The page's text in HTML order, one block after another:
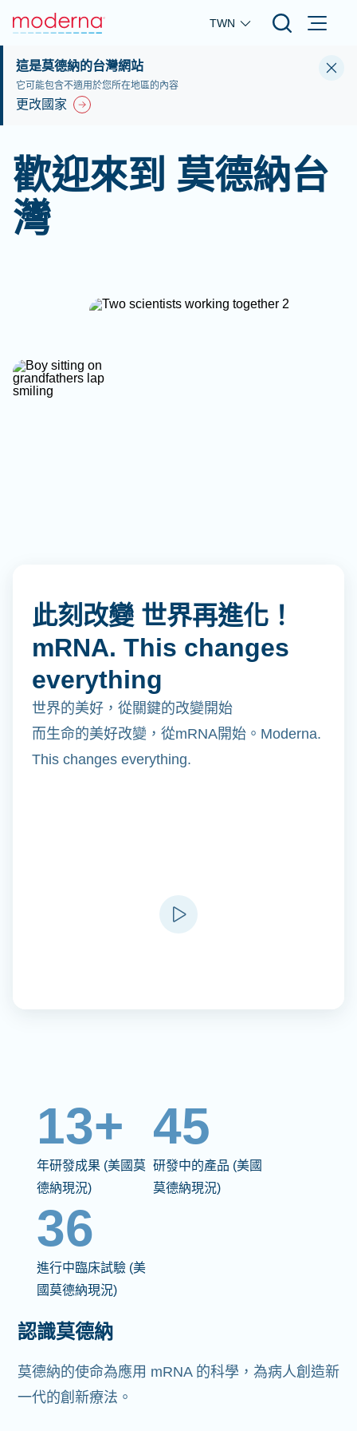
Skip to main content
TWN
這是莫德納的台灣網站
它可能包含不適用於您所在地區的內容
更改國家
歡迎來到 莫德納台
灣
此刻改變 世界再進化！
mRNA. This changes
everything
世界的美好，從關鍵的改變開始
而生命的美好改變，從mRNA開始。Moderna.
This changes everything.
13+
年研發成果 (美國莫
德納現況)
45
研發中的產品 (美國
莫德納現況)
36
進行中臨床試驗 (美
國莫德納現況)
認識莫德納
莫德納的使命為應用 mRNA 的科學，為病人創造新
一代的創新療法。